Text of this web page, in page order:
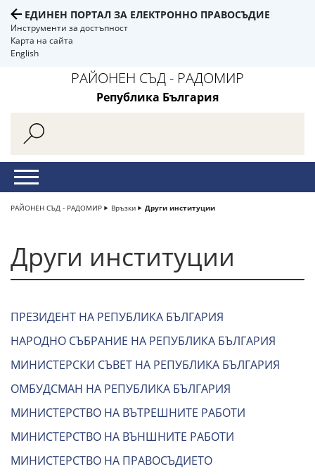
ЕДИНЕН ПОРТАЛ ЗА ЕЛЕКТРОННО ПРАВОСЪДИЕ
Инструменти за достъпност
Карта на сайта
English
РАЙОНЕН СЪД - РАДОМИР
Република България
РАЙОНЕН СЪД - РАДОМИР Връзки Други институции
Други институции
ПРЕЗИДЕНТ НА РЕПУБЛИКА БЪЛГАРИЯ
НАРОДНО СЪБРАНИЕ НА РЕПУБЛИКА БЪЛГАРИЯ
МИНИСТЕРСКИ СЪВЕТ НА РЕПУБЛИКА БЪЛГАРИЯ
ОМБУДСМАН НА РЕПУБЛИКА БЪЛГАРИЯ
МИНИСТЕРСТВО НА ВЪТРЕШНИТЕ РАБОТИ
МИНИСТЕРСТВО НА ВЪНШНИТЕ РАБОТИ
МИНИСТЕРСТВО НА ПРАВОСЪДИЕТО